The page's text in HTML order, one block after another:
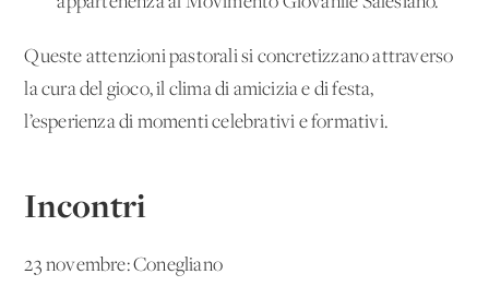
Queste attenzioni pastorali si concretizzano attraverso
la cura del gioco, il clima di amicizia e di festa,
l’esperienza di momenti celebrativi e formativi.
Incontri
23 novembre: Conegliano